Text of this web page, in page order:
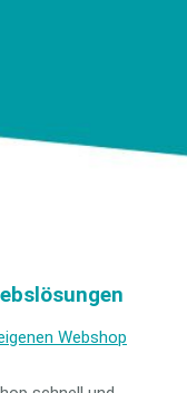
Webshop